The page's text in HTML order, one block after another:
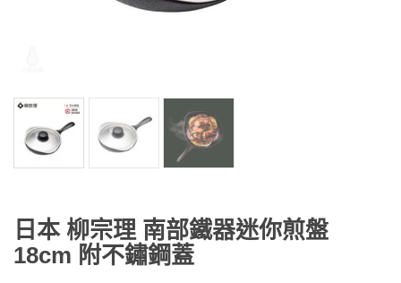
日本 柳宗理 南部鐵器迷你煎盤
18cm 附不鏽鋼蓋